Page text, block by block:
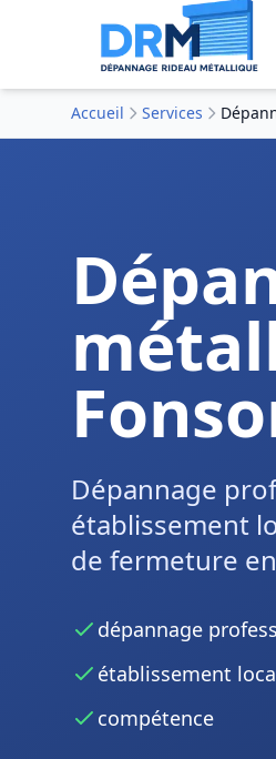
Accueil Services
Dépannage
établissement
de fermeture
dépannage
établissement
compétence